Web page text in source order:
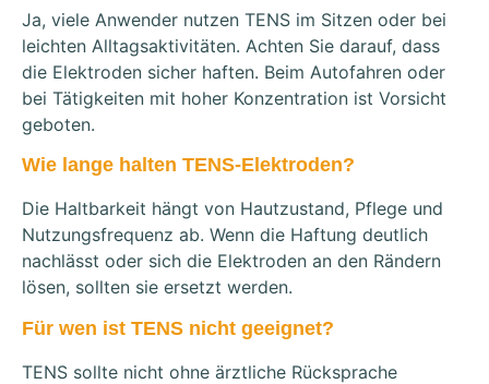
Ja, viele Anwender nutzen TENS im Sitzen oder bei
leichten Alltagsaktivitäten. Achten Sie darauf, dass
die Elektroden sicher haften. Beim Autofahren oder
bei Tätigkeiten mit hoher Konzentration ist Vorsicht
geboten.
Wie lange halten TENS-Elektroden?
Die Haltbarkeit hängt von Hautzustand, Pflege und
Nutzungsfrequenz ab. Wenn die Haftung deutlich
nachlässt oder sich die Elektroden an den Rändern
lösen, sollten sie ersetzt werden.
Für wen ist TENS nicht geeignet?
TENS sollte nicht ohne ärztliche Rücksprache